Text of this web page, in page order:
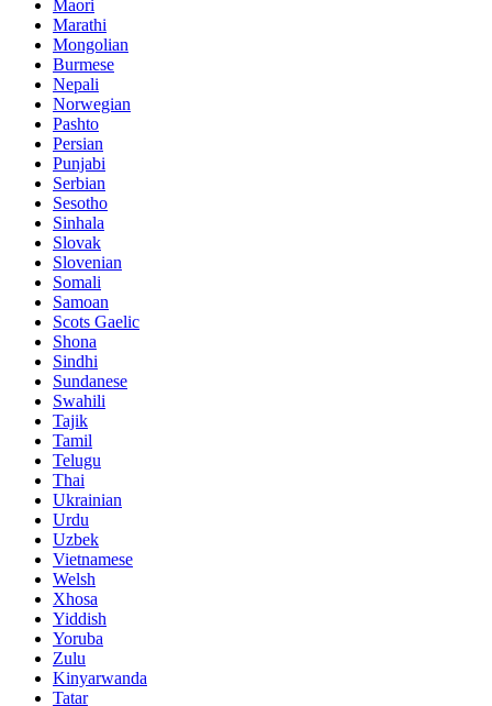
Maori
Marathi
Mongolian
Burmese
Nepali
Norwegian
Pashto
Persian
Punjabi
Serbian
Sesotho
Sinhala
Slovak
Slovenian
Somali
Samoan
Scots Gaelic
Shona
Sindhi
Sundanese
Swahili
Tajik
Tamil
Telugu
Thai
Ukrainian
Urdu
Uzbek
Vietnamese
Welsh
Xhosa
Yiddish
Yoruba
Zulu
Kinyarwanda
Tatar